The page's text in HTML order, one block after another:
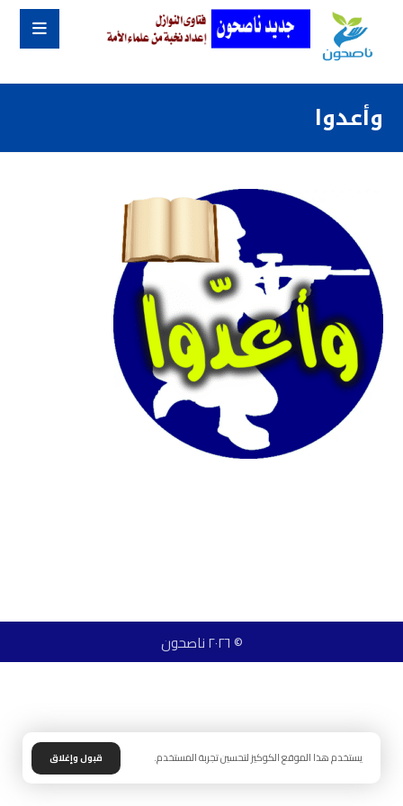
وأعدوا
© ٢٠٢٦ ناصحون
يستخدم هذا الموقع الكوكيز لتحسين تجربة المستخدم. قبول وإغلاق